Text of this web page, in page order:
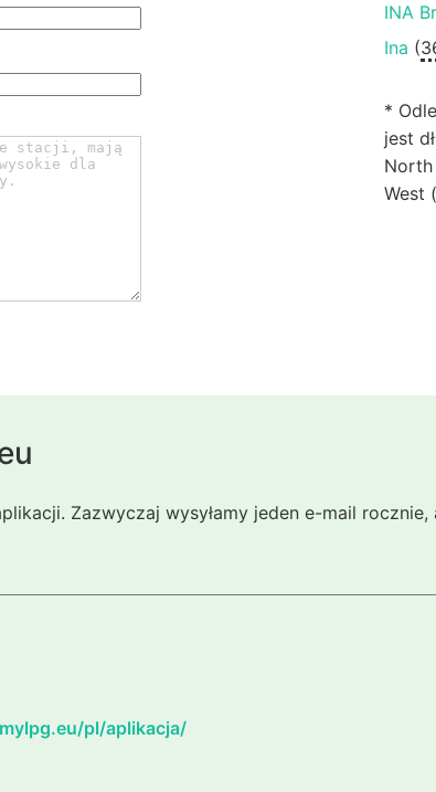
INA
Ina (
*
jest
North
West
Zazwyczaj wysyłamy jeden e-mail
pl/aplikacja/